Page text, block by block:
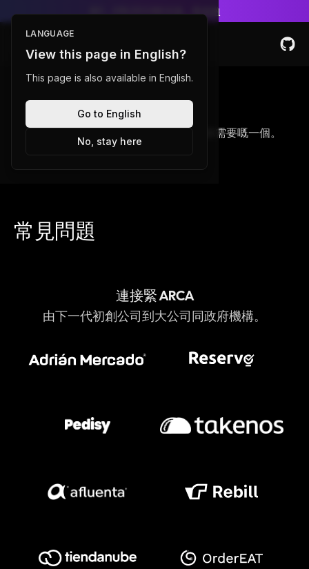
學多啲
Toggle Menu
定價
睇返我哋嘅定價計劃，然後揀最適合你需要嘅一個。
常見問題
連接緊 ARCA
由下一代初創公司到大公司同政府機構。
LANGUAGE
View this page in English?
This page is also available in English.
No, stay here
Go to English